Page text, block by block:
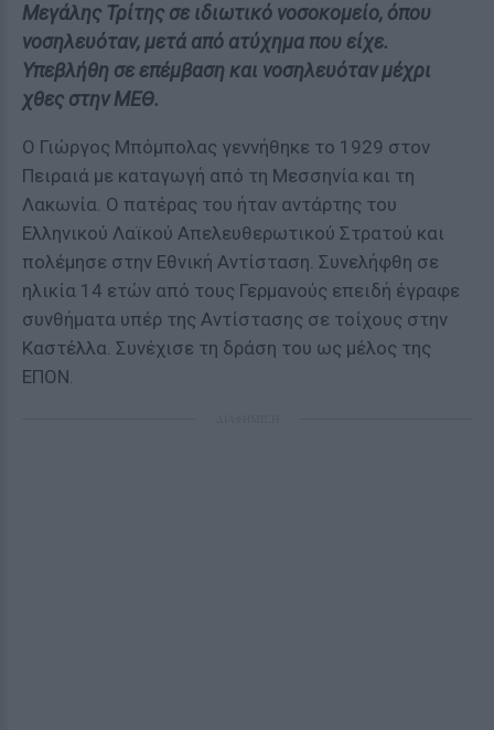
Μεγάλης Τρίτης σε ιδιωτικό νοσοκομείο, όπου
νοσηλευόταν, μετά από ατύχημα που είχε.
Υπεβλήθη σε επέμβαση και νοσηλευόταν μέχρι
χθες στην ΜΕΘ.
Ο Γιώργος Μπόμπολας γεννήθηκε το 1929 στον
Πειραιά με καταγωγή από τη Μεσσηνία και τη
Λακωνία. Ο πατέρας του ήταν αντάρτης του
Ελληνικού Λαϊκού Απελευθερωτικού Στρατού και
πολέμησε στην Εθνική Αντίσταση. Συνελήφθη σε
ηλικία 14 ετών από τους Γερμανούς επειδή έγραφε
συνθήματα υπέρ της Αντίστασης σε τοίχους στην
Καστέλλα. Συνέχισε τη δράση του ως μέλος της
ΕΠΟΝ.